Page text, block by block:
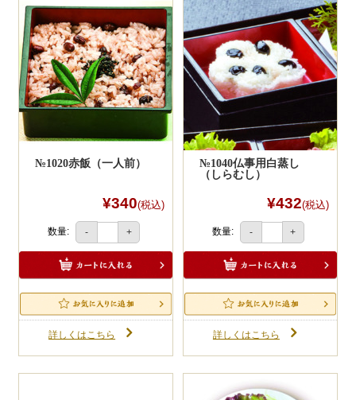
№1020赤飯（一人前）
¥340(税込)
数量: - +
詳しくはこちら
№1040仏事用白蒸し
（しらむし）
¥432(税込)
数量: - +
詳しくはこちら